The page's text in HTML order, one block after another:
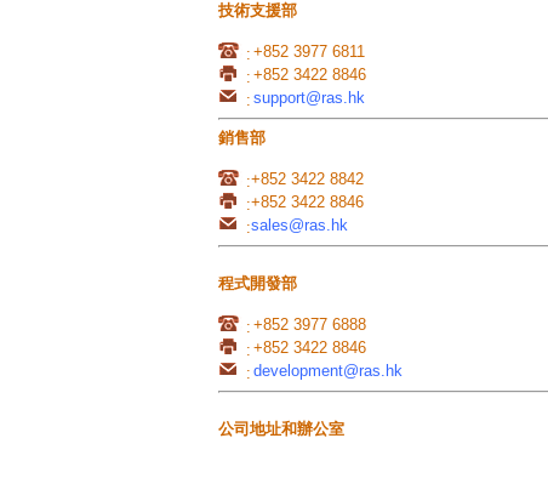
技術支援部
: +852 3977 6811
: +852 3422 8846
: support@ras.hk
銷售部
:+852 3422 8842
:+852 3422 8846
:sales@ras.hk
程式開發部
: +852 3977 6888
: +852 3422 8846
: development@ras.hk
公司地址和辦公室